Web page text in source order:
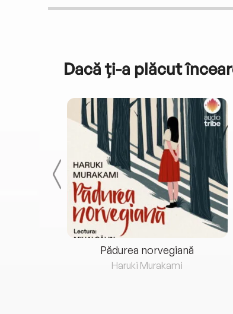
Dacă ți-a plăcut
Pădurea norvegiană
Haruki Murakami